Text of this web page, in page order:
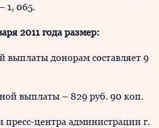
1, 065.
2011 года размер:
выплаты донорам составляет 9
выплаты – 829 руб. 90 коп.
центра администрации г.